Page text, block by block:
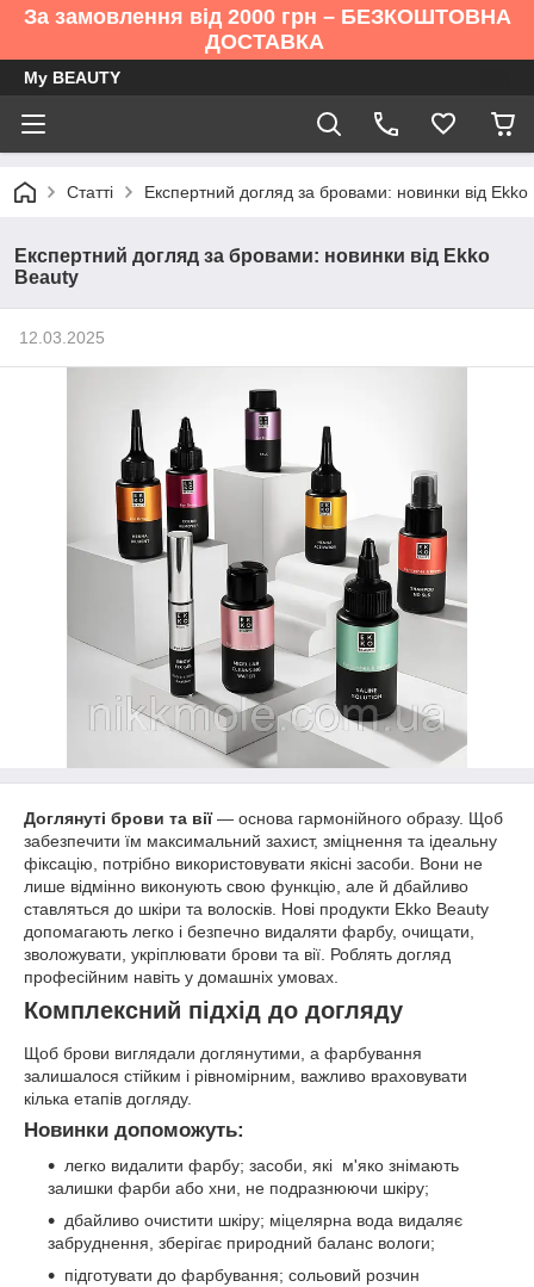
За замовлення від 2000 грн – БЕЗКОШТОВНА
ДОСТАВКА
My BEAUTY
Статті Експертний догляд за бровами: новинки від
Експертний догляд за бровами: новинки від Ekko
Beauty
12.03.2025
Доглянуті брови та вії— основа гармонійного образу. Щоб
забезпечити їм максимальний захист, зміцнення та ідеальну
фіксацію, потрібно використовувати якісні засоби. Вони не
лише відмінно виконують свою функцію, але й дбайливо
ставляться до шкіри та волосків. Нові продукти Ekko Beauty
допомагають легко і безпечно видаляти фарбу, очищати,
зволожувати, укріплювати брови та вії. Роблять догляд
професійним навіть у домашніх умовах.
Комплексний підхід до догляду
Щоб брови виглядали доглянутими, а фарбування
залишалося стійким і рівномірним, важливо враховувати
кілька етапів догляду.
Новинки допоможуть:
легко видалити фарбу; засоби, які м'яко знімають
залишки фарби або хни, не подразнюючи шкіру;
дбайливо очистити шкіру; міцелярна вода видаляє
забруднення, зберігає природний баланс вологи;
підготувати до фарбування; сольовий розчин